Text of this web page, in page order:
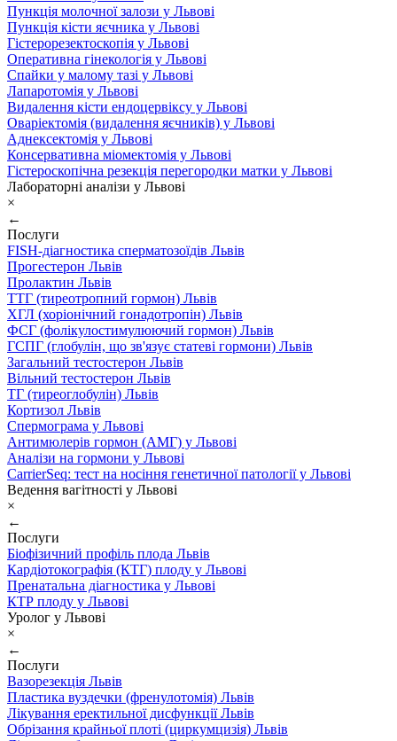
Пункція молочної залози у Львові
Пункція кісти яєчника у Львові
Гістерорезектоскопія у Львові
Оперативна гінекологія у Львові
Спайки у малому тазі у Львові
Лапаротомія у Львові
Видалення кісти ендоцервіксу у Львові
Оваріектомія (видалення яєчників) у Львові
Аднексектомія у Львові
Консервативна міомектомія у Львові
Гістероскопічна резекція перегородки матки у Львові
Лабораторні аналізи у Львові
×
←
Послуги
FISH-діагностика сперматозоїдів Львів
Прогестерон Львів
Пролактин Львів
ТТГ (тиреотропний гормон) Львів
ХГЛ (хоріонічний гонадотропін) Львів
ФСГ (фолікулостимулюючий гормон) Львів
ГСПГ (глобулін, що зв'язує статеві гормони) Львів
Загальний тестостерон Львів
Вільний тестостерон Львів
ТГ (тиреоглобулін) Львів
Кортизол Львів
Спермограма у Львові
Антимюлерів гормон (АМГ) у Львові
Аналізи на гормони у Львові
CarrierSeq: тест на носіння генетичної патології у Львові
Ведення вагітності у Львові
×
←
Послуги
Біофізичний профіль плода Львів
Кардіотокографія (КТГ) плоду у Львові
Пренатальна діагностика у Львові
КТР плоду у Львові
Уролог у Львові
×
←
Послуги
Вазорезекція Львів
Пластика вуздечки (френулотомія) Львів
Лікування еректильної дисфункції Львів
Обрізання крайньої плоті (циркумцизія) Львів